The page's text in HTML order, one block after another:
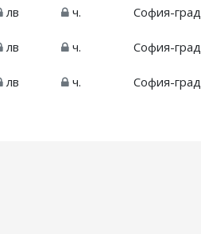
лв ч. София-град
лв ч. София-град
лв ч. София-град